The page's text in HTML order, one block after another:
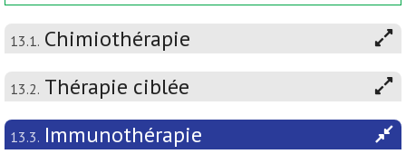
13.1. Chimiothérapie
13.2. Thérapie ciblée
13.3. Immunothérapie